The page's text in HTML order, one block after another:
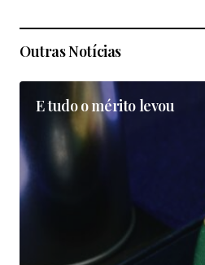
Outras Notícias
E tudo o mérito levou